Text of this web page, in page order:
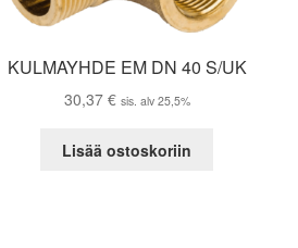
KULMAYHDE EM DN 40 S/UK
30,37 € sis. alv 25,5%
Lisää ostoskoriin